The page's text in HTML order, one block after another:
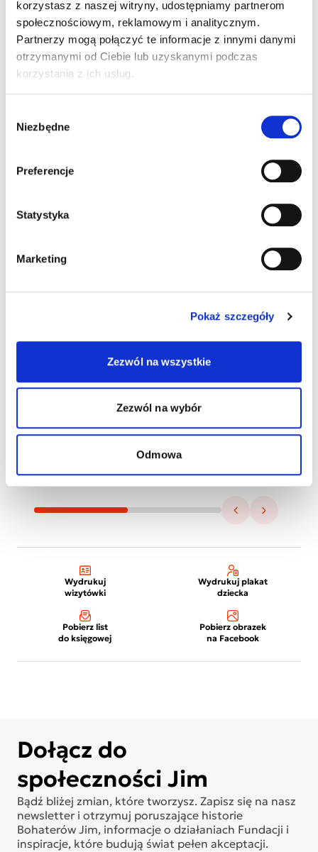
korzystasz z naszej witryny, udostępniamy partnerom
społecznościowym, reklamowym i analitycznym.
Partnerzy mogą połączyć te informacje z innymi danymi
otrzymanymi od Ciebie lub uzyskanymi podczas
korzystania z ich usług.
zgody
Niezbędne
Preferencje
Statystyka
Marketing
Pokaż szczegóły
Zezwól na wszystkie
Zezwól na wybór
Odmowa
niego wiele wysiłku, by móc przezwyciężyć wszystkie
problemy tj. nadwrażliwość słuchowa i masa
otaczających go bodźców. Nie uniknęliśmy również
farmakologi, którą Maciek musi zażywać, aby móc
Wydrukuj
wizytówki
Wydrukuj plakat
dziecka
Pobierz list
do księgowej
Pobierz obrazek
na Facebook
Dołącz do
społeczności Jim
Bądź bliżej zmian, które tworzysz. Zapisz się na nasz
newsletter i otrzymuj poruszające historie
Bohaterów Jim, informacje o działaniach Fundacji i
inspiracje, które budują świat pełen akceptacji.